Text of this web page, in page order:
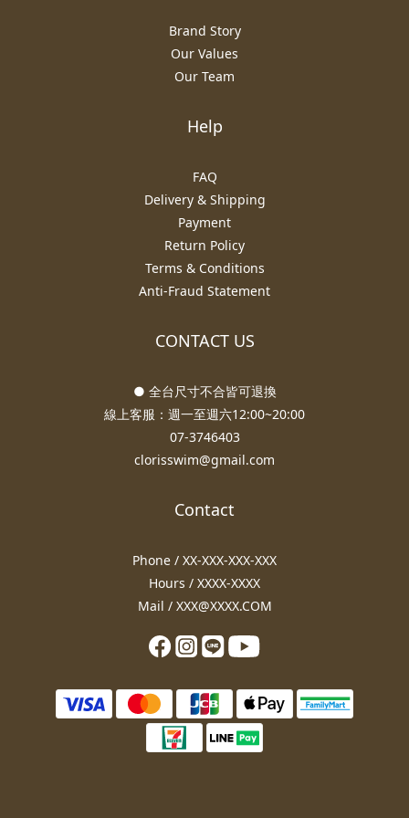
Brand Story
Our Values
Our Team
Help
FAQ
Delivery & Shipping
Payment
Return Policy
Terms & Conditions
Anti-Fraud Statement
CONTACT US
● 全台尺寸不合皆可退換
線上客服：週一至週六12:00~20:00
07-3746403
clorisswim@gmail.com
Contact
Phone / XX-XXX-XXX-XXX
Hours / XXXX-XXXX
Mail / XXX@XXXX.COM